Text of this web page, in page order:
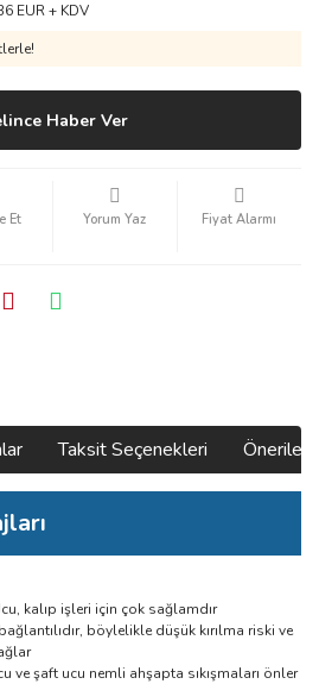
EUR + KDV
Haber Ver
Et Yorum Yaz Fiyat Alarmı
Taksit Seçenekleri
kalıp işleri için çok sağlamdır
böylelikle düşük kırılma riski ve
ve şaft ucu nemli ahşapta sıkışmaları önler